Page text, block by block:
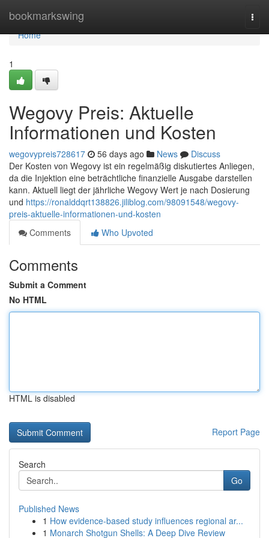
bookmarkswing
Home
Home
1
Wegovy Preis: Aktuelle
Informationen und Kosten
wegovypreis728617 56 days ago News
Discuss
Der Kosten von Wegovy ist ein regelmäßig diskutiertes Anliegen,
da die Injektion eine beträchtliche finanzielle Ausgabe darstellen
kann. Aktuell liegt der jährliche Wegovy Wert je nach Dosierung
und https://ronalddqrt138826.jiliblog.com/98091548/wegovy-
preis-aktuelle-informationen-und-kosten
Comments
Who Upvoted
Comments
Submit a Comment
No HTML
HTML is disabled
Report Page
Search
Go
Published News
1 How evidence-based study influences regional ar...
1 Monarch Shotgun Shells: A Deep Dive Review